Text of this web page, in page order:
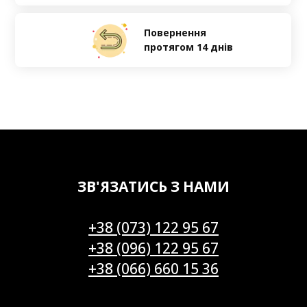
Повернення
протягом 14 днів
ЗВ'ЯЗАТИСЬ З НАМИ
+38 (073) 122 95 67
+38 (096) 122 95 67
+38 (066) 660 15 36